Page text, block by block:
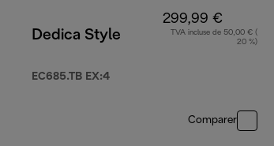
Dedica Style
EC685.TB EX:4
299,99 €
TVA incluse de 50,00 € (
20 %)
Comparer